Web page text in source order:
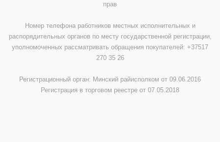
прав
Номер телефона работников местных исполнительных и
распорядительных органов по месту государственной регистрации,
уполномоченных рассматривать обращения покупателей: +37517
270 35 26
Регистрационный орган: Минский райисполком от 09.06.2016
Регистрация в торговом реестре от 07.05.2018